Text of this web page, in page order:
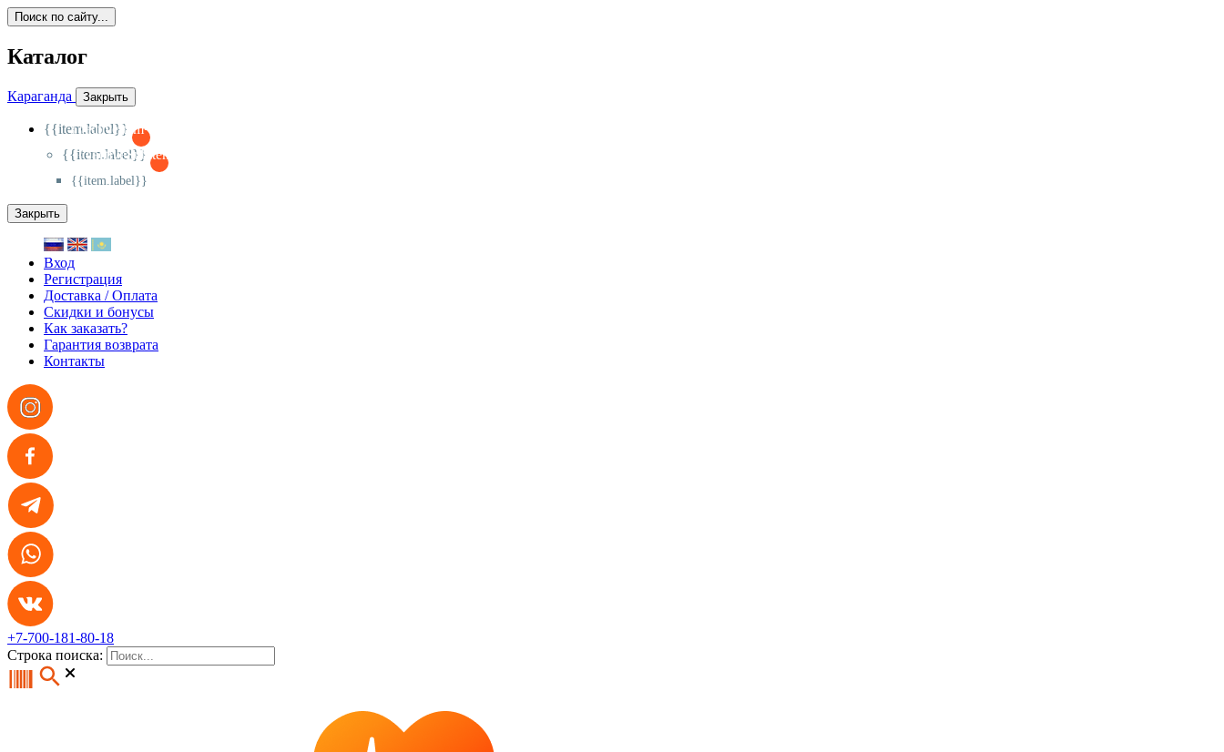
Поиск по сайту...
Каталог
Караганда Закрыть
{{item.label}}
{{activeItem==item.id?'-
{{item.label}}
{{activeSubitem==item.id?'-
{{item.label}}
Закрыть
Вход
Регистрация
Доставка / Оплата
Скидки и бонусы
Как заказать?
Гарантия возврата
Контакты
+7-700-181-80-18
Строка поиска: